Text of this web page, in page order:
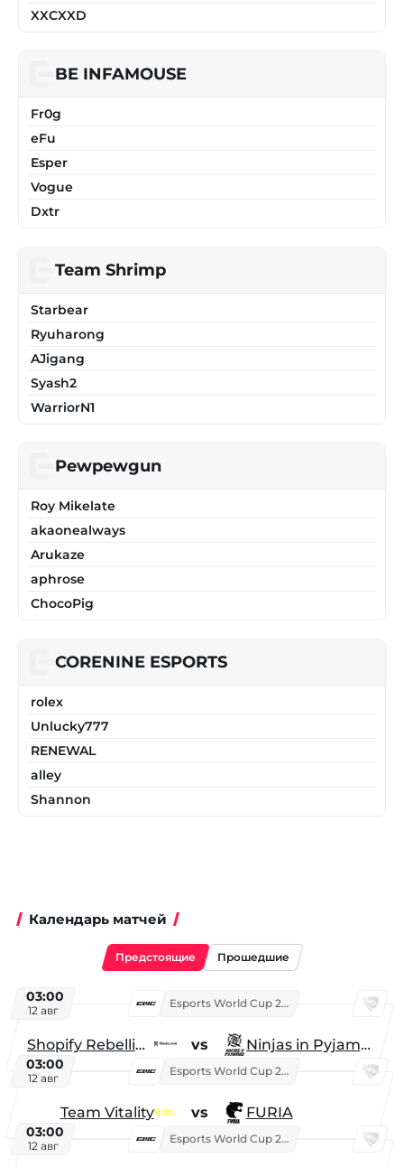
XXCXXD
BE INFAMOUSE
Fr0g
eFu
Esper
Vogue
Dxtr
Team Shrimp
Starbear
Ryuharong
AJigang
Syash2
WarriorN1
Pewpewgun
Roy Mikelate
akaonealways
Arukaze
aphrose
ChocoPig
CORENINE ESPORTS
rolex
Unlucky777
RENEWAL
alley
Shannon
Календарь матчей
Предстоящие Прошедшие
03:00
12 авг
Esports World Cup 2026
Shopify Rebellion vs Ninjas in Pyjamas
03:00
12 авг
Esports World Cup 2026
Team Vitality vs FURIA
03:00
12 авг
Esports World Cup 2026